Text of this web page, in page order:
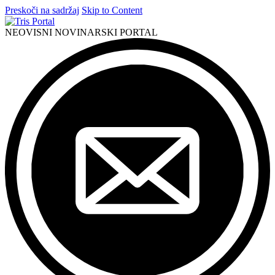
Preskoči na sadržaj Skip to Content
NEOVISNI NOVINARSKI PORTAL